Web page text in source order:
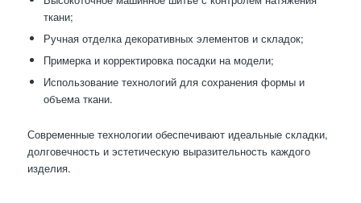
ткани;
Ручная отделка декоративных элементов и складок;
Примерка и корректировка посадки на модели;
Использование технологий для сохранения формы и
объема ткани.
Современные технологии обеспечивают идеальные складки,
долговечность и эстетическую выразительность каждого
изделия.